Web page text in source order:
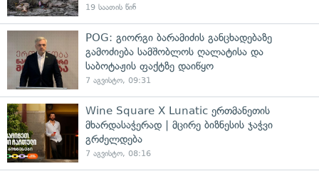
19 საათის წინ
POG: გიორგი ბარამიძის განცხადებაზე
გამოძიება სამშობლოს ღალატისა და
საბოტაჟის ფაქტზე დაიწყო
7 აგვისტო, 09:31
Wine Square X Lunatic ერთმანეთის
მხარდასაჭერად | მცირე ბიზნესის ჯაჭვი
გრძელდება
7 აგვისტო, 08:16